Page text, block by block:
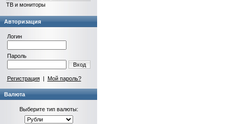
ТВ и мониторы
Авторизация
Логин
Пароль
Вход
Регистрация| Мой пароль?
Валюта
Выберите тип валюты: